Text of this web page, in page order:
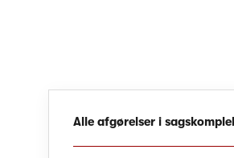
Alle afgørelser i